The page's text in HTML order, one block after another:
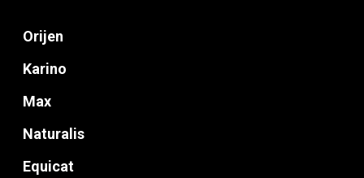
Orijen
Karino
Max
Naturalis
Equicat